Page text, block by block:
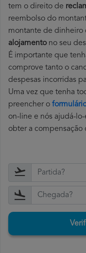
tem o direito de
reembolso do
montante de dinheiro
alojamentono seu
É importante que
comprove tanto o
despesas incorridas
Uma vez que tenha
preencher o
on-line e nós ajudá-
obter a compensação